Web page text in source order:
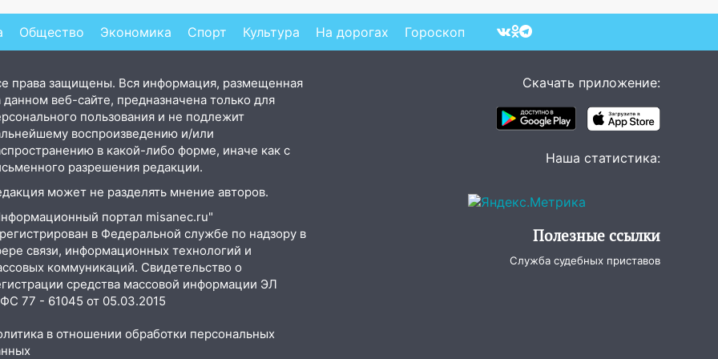
Общество Экономика Спорт Культура На дорогах Гороскоп
права защищены. Вся информация, размещенная
данном веб-сайте, предназначена только для
пользования и не подлежит
воспроизведению и/или
в какой-либо форме, иначе как с
разрешения редакции.
может не разделять мнение авторов.
портал misanec.ru"
в Федеральной службе по надзору в
связи, информационных технологий и
коммуникаций. Свидетельство о
средства массовой информации ЭЛ
77 - 61045 от 05.03.2015
в отношении обработки персональных
Скачать приложение:
Наша статистика:
Полезные ссылки
Служба судебных приставов